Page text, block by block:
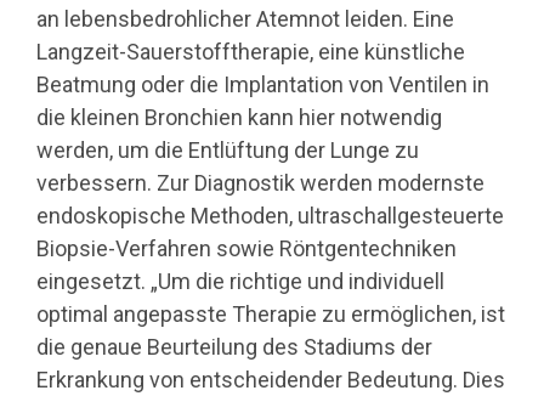
an lebensbedrohlicher Atemnot leiden. Eine
Langzeit-Sauerstofftherapie, eine künstliche
Beatmung oder die Implantation von Ventilen in
die kleinen Bronchien kann hier notwendig
werden, um die Entlüftung der Lunge zu
verbessern. Zur Diagnostik werden modernste
endoskopische Methoden, ultraschallgesteuerte
Biopsie-Verfahren sowie Röntgentechniken
eingesetzt. „Um die richtige und individuell
optimal angepasste Therapie zu ermöglichen, ist
die genaue Beurteilung des Stadiums der
Erkrankung von entscheidender Bedeutung. Dies